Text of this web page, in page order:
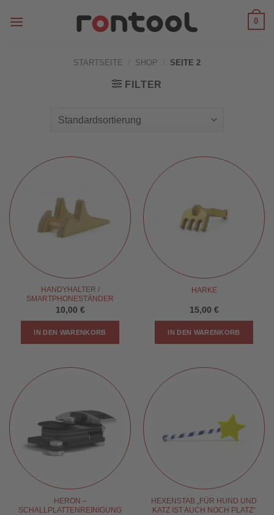
Inhalt
0
STARTSEITE SHOP SEITE 2
FILTER
HANDYHALTER /
SMARTPHONESTÄNDER
10,00 €
IN DEN WARENKORB
HARKE
15,00 €
IN DEN WARENKORB
HERON –
SCHALLPLATTENREINIGUNG
HEXENSTAB „FÜR HUND UND
KATZ IST AUCH NOCH PLATZ“